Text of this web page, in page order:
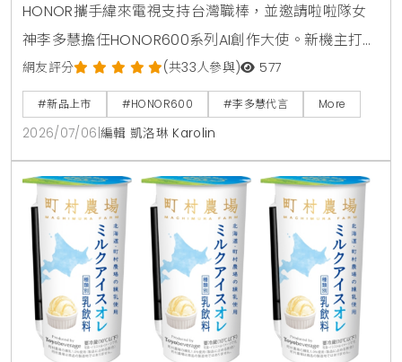
HONOR攜手緯來電視支持台灣職棒，並邀請啦啦隊女
神李多慧擔任HONOR600系列AI創作大使。新機主打業
界首發AI圖轉影片功能，即日起至7月31日舉辦一鍵造夢
活動，至台北三創或遠傳門市體驗創作有機會獲得新
機，參與網站投票週週抽HONOR600手機，上市後購
機創作還能角逐10萬圓夢金。
網友評分 (共33人參與) 577
#新品上市 #HONOR600 #李多慧代言 More
2026/07/06 編輯 凱洛琳 Karolin